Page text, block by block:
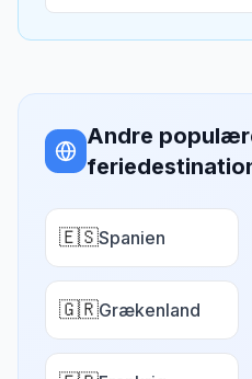
Andre
🇪🇸Spanien
🇬🇷Grækenland